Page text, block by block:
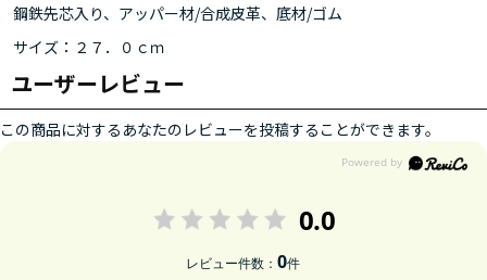
鋼鉄先芯入り、アッパー材/合成皮革、底材/ゴム
サイズ：２７．０ｃｍ
ユーザーレビュー
この商品に対するあなたのレビューを投稿することができます。
0.0
レビュー件数：0件